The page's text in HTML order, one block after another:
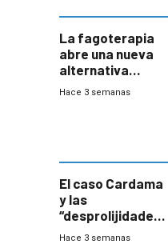
La fagoterapia
abre una nueva
alternativa
contra bacterias
innovadora
Hace 3 semanas
El caso Cardama
y las
“desprolijidades”
que la
Hace 3 semanas